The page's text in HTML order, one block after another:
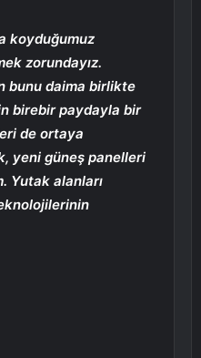
koyduğumuz
zorundayız.
bunu daima birlikte
birebir paydayla bir
de ortaya
yeni güneş panelleri
Yutak alanları